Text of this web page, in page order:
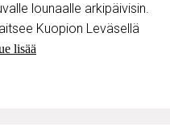
lounaalle arkipäivisin.
Kuopion Leväsellä
lisää